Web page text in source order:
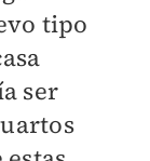
tipo
ser